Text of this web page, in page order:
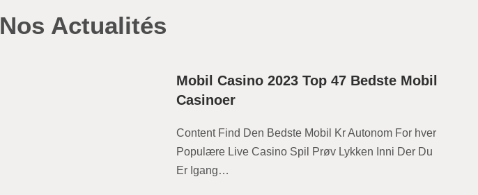
Nos Actualités
Mobil Casino 2023 Top 47 Bedste Mobil
Casinoer
Content Find Den Bedste Mobil Kr Autonom For hver
Populære Live Casino Spil Prøv Lykken Inni Der Du
Er Igang…